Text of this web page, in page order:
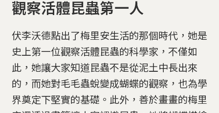
觀察活體昆蟲第一人
伏李沃德點出了梅里安生活的那個時代，她是
史上第一位觀察活體昆蟲的科學家，不僅如
此，她讓大家知道昆蟲不是從泥土中長出來
的，而她對毛毛蟲蛻變成蝴蝶的觀察，也為學
界奠定下堅實的基礎。此外，善於畫畫的梅里